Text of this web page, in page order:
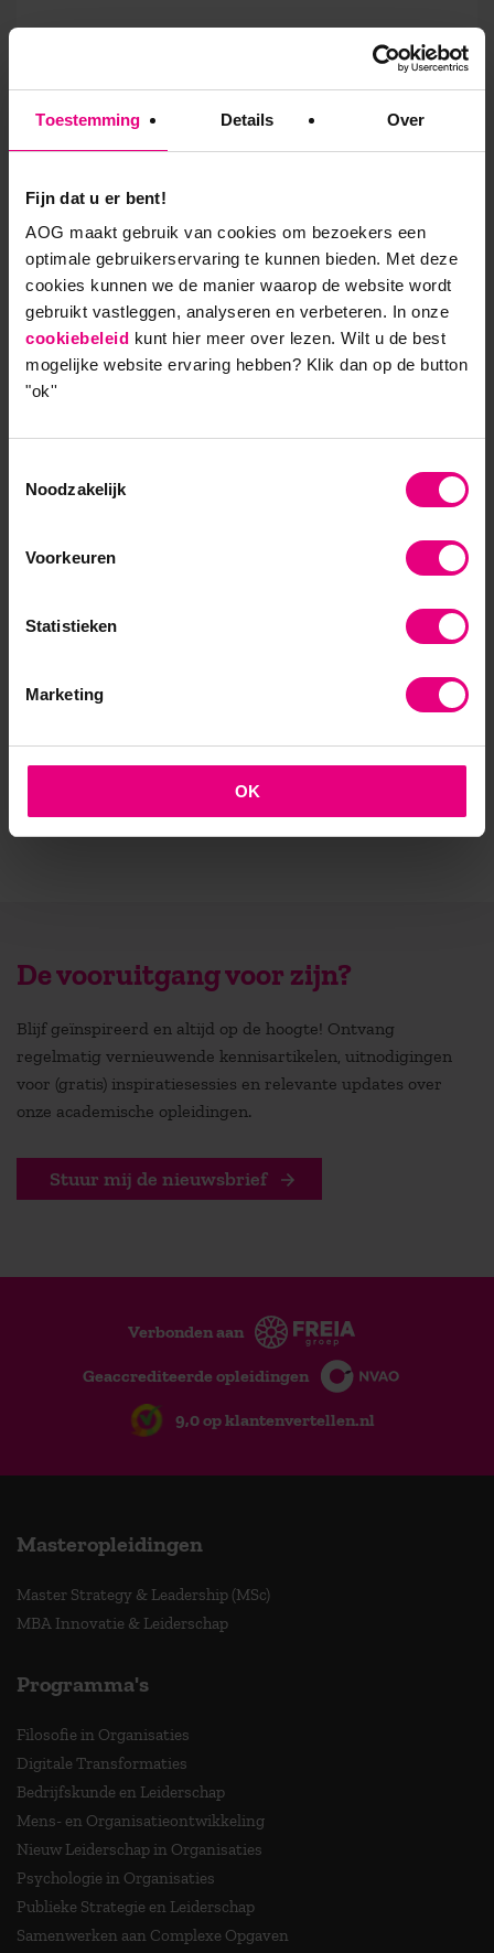
Toestemming Details Over
Fijn dat u er bent!
AOG maakt gebruik van cookies om bezoekers een
optimale gebruikerservaring te kunnen bieden. Met deze
cookies kunnen we de manier waarop de website wordt
gebruikt vastleggen, analyseren en verbeteren. In onze
cookiebeleid kunt hier meer over lezen. Wilt u de best
mogelijke website ervaring hebben? Klik dan op de button
"ok''
Noodzakelijk
Voorkeuren
Statistieken
Marketing
OK
Meer weten over de opleiding
Bedrijfskunde en
Leiderschap?
Download de brochure
9,0 op klantenvertellen.nl
- Faculteit overstijgend
De vooruitgang voor zijn?
Blijf geïnspireerd en altijd op de hoogte! Ontvang
regelmatig vernieuwende kennisartikelen, uitnodigingen
voor (gratis) inspiratiesessies en relevante updates over
onze academische opleidingen.
Stuur mij de nieuwsbrief
Verbonden aan
Geaccrediteerde opleidingen
9,0 op klantenvertellen.nl
Masteropleidingen
Master Strategy & Leadership (MSc)
MBA Innovatie & Leiderschap
Programma's
Filosofie in Organisaties
Digitale Transformaties
Bedrijfskunde en Leiderschap
Mens- en Organisatieontwikkeling
Nieuw Leiderschap in Organisaties
Psychologie in Organisaties
Publieke Strategie en Leiderschap
Samenwerken aan Complexe Opgaven